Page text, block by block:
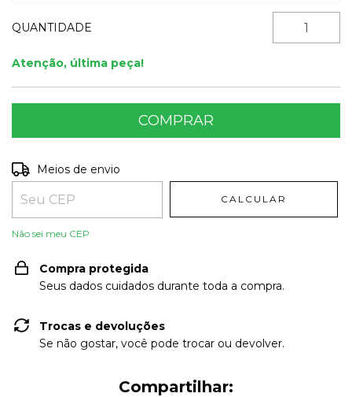
QUANTIDADE
Atenção, última peça!
Entregas para o CEP:
Meios de envio
CALCULAR
Não sei meu CEP
Compra protegida
Seus dados cuidados durante toda a compra.
Trocas e devoluções
Se não gostar, você pode trocar ou devolver.
Compartilhar: